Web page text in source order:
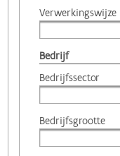
Verwerkingswijze
Bedrijf
Bedrijfssector
Bedrijfsgrootte